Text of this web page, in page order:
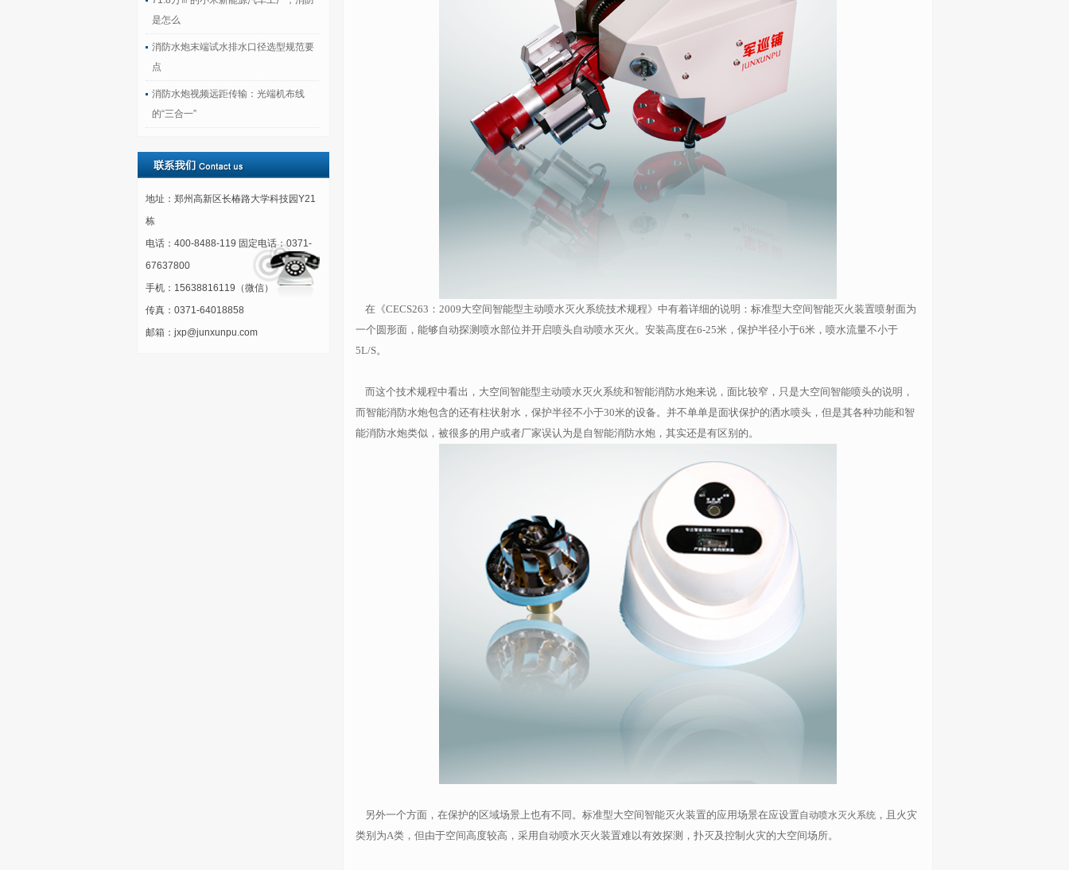
是怎么
消防水炮末端试水排水口径选型规范要
点
消防水炮视频远距传输：光端机布线
的“三合一”
地址：郑州高新区长椿路大学科技园Y21
栋
电话：400-8488-119 固定电话：0371-
67637800
手机：15638816119（微信）
传真：0371-64018858
邮箱：jxp@junxunpu.com
在《CECS263：2009大空间智能型主动喷水灭火系统技术规程》中有着详细的说明：标准型大空间智能灭火装置喷射面为
一个圆形面，能够自动探测喷水部位并开启喷头自动喷水灭火。安装高度在6-25米，保护半径小于6米，喷水流量不小于
5L/S。
而这个技术规程中看出，大空间智能型主动喷水灭火系统和智能消防水炮来说，面比较窄，只是大空间智能喷头的说明，
而智能消防水炮包含的还有柱状射水，保护半径不小于30米的设备。并不单单是面状保护的洒水喷头，但是其各种功能和智
能消防水炮类似，被很多的用户或者厂家误认为是自智能消防水炮，其实还是有区别的。
另外一个方面，在保护的区域场景上也有不同。标准型大空间智能灭火装置的应用场景在应设置自动喷水灭火系统，且火灾
类别为A类，但由于空间高度较高，采用自动喷水灭火装置难以有效探测，扑灭及控制火灾的大空间场所。